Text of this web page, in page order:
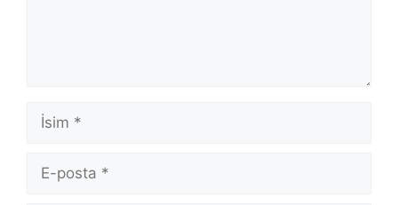
İsim
posta